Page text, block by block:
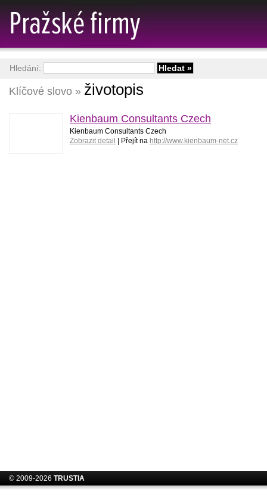
Klíčové slovo » životopis
Kienbaum Consultants Czech
Kienbaum Consultants Czech
Zobrazit detail
| Přejít na http://www.kienbaum-net.cz
Hledání:
© 2009-2026 TRUSTIA